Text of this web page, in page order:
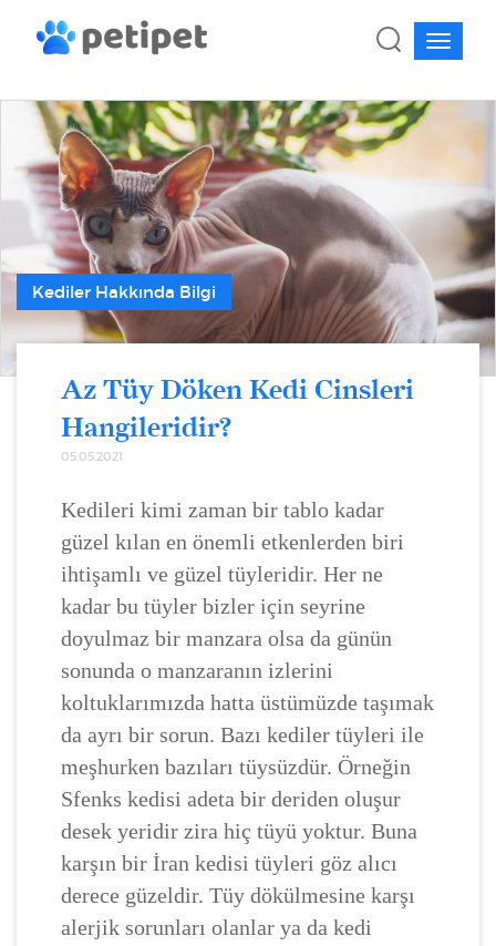
Kediler Hakkında Bilgi
Az Tüy Döken Kedi Cinsleri
Hangileridir?
05.05.2021
Kedileri kimi zaman bir tablo kadar
güzel kılan en önemli etkenlerden biri
ihtişamlı ve güzel tüyleridir. Her ne
kadar bu tüyler bizler için seyrine
doyulmaz bir manzara olsa da günün
sonunda o manzaranın izlerini
koltuklarımızda hatta üstümüzde taşımak
da ayrı bir sorun. Bazı kediler tüyleri ile
meşhurken bazıları tüysüzdür. Örneğin
Sfenks kedisi adeta bir deriden oluşur
desek yeridir zira hiç tüyü yoktur. Buna
karşın bir İran kedisi tüyleri göz alıcı
derece güzeldir. Tüy dökülmesine karşı
alerjik sorunları olanlar ya da kedi